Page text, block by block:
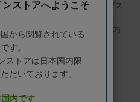
（Type-A）、ヘッドセット/ス
力ポート×1
ション・オーディオ準拠、内
イクロフォン×2
Webカメラ（約207万画
）非搭載
ac/ax準拠（Wi-Fi 6準拠）
ストアへようこそ
から閲覧されている
す。
ストアは日本国内限
だいております。
内です